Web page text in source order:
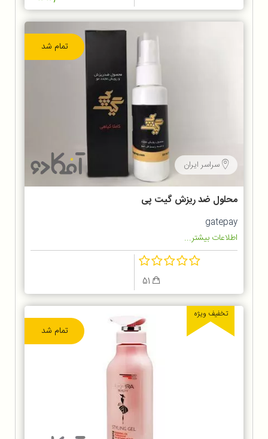
تمام شد
سراسر ایران
محلول ضد ریزش گیت پی
gatepay
اطلاعات بیشتر...
تمام شد
تخفیف ویژه